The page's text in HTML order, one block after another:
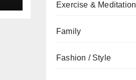
Exercise & Meditation
Family
Fashion / Style